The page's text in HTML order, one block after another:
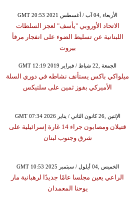
GMT 20:53 2021 الأربعاء ,04 آب / أغسطس
الاتحاد الأوروبي "يأسف" لعجز السلطات
اللبنانية عن تسليط الضوء على انفجار مرفأ
بيروت
GMT 12:19 2019 الجمعة ,22 شباط / فبراير
ميلواكي باكس يستأنف نشاطه في دوري السلة
الأميركي بفوز ثمين على سلتيكس
GMT 07:34 2026 الإثنين ,26 كانون الثاني / يناير
قتيلان ومصابون جراء 14 غارة إسرائيلية على
شرق وجنوب لبنان
GMT 10:53 2025 الخميس ,04 أيلول / سبتمبر
الراعي يعين مجلسا عامًا جديدًا لرهبانية مار
يوحنا المعمدان